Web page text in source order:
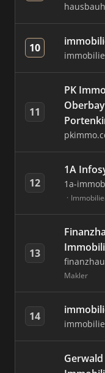
10
11
PK
12
1A
1a-
13
Makler
14